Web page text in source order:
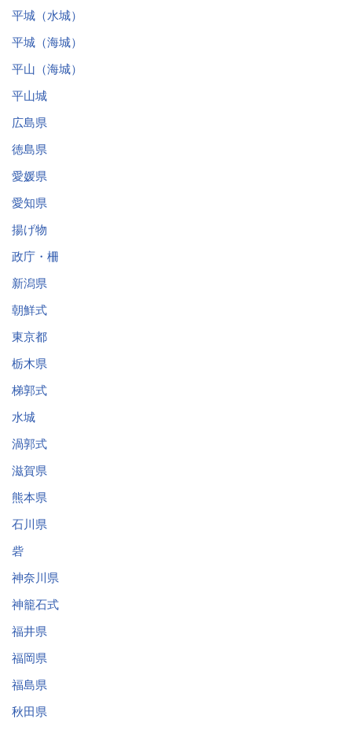
平城（水城）
平城（海城）
平山（海城）
平山城
広島県
徳島県
愛媛県
愛知県
揚げ物
政庁・柵
新潟県
朝鮮式
東京都
栃木県
梯郭式
水城
渦郭式
滋賀県
熊本県
石川県
砦
神奈川県
神籠石式
福井県
福岡県
福島県
秋田県